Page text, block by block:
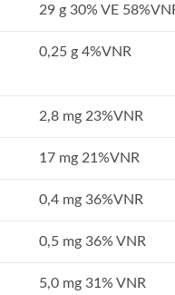
29 g 30% VE
0,25 g 4%VNR
2,8 mg 23%VNR
17 mg 21%VNR
0,4 mg 36%VNR
0,5 mg 36% VNR
5,0 mg 31% VNR